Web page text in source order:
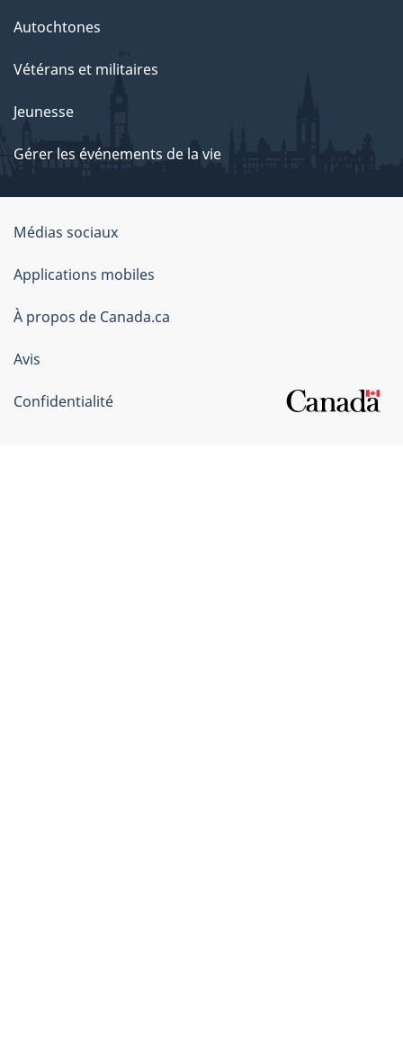
Autochtones
Vétérans et militaires
Jeunesse
Gérer les événements de la vie
Organisation
du
gouvernement
du
Canada
Médias sociaux
Applications mobiles
À propos de Canada.ca
Avis
Confidentialité